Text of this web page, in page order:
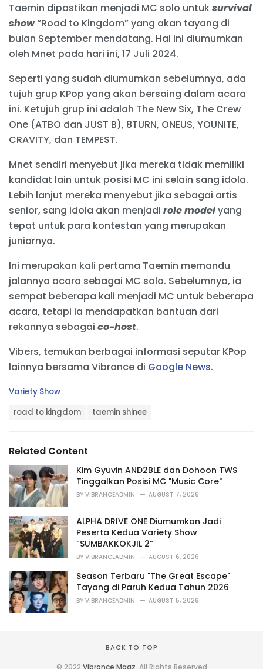
Taemin dipastikan menjadi MC solo untuksurvival
show“Road to Kingdom” yang akan tayang di
bulan September mendatang. Hal ini diumumkan
oleh Mnet pada hari ini, 17 Juli 2024.
Seperti yang sudah diumumkan sebelumnya, ada
tujuh grup KPop yang akan bersaing dalam acara
ini. Ketujuh grup ini adalah The New Six, The Crew
One (ATBO dan JUST B), 8TURN, ONEUS, YOUNITE,
CRAVITY, dan TEMPEST.
Mnet sendiri menyebut jika mereka tidak memiliki
kandidat lain untuk posisi MC ini selain sang idola.
Lebih lanjut mereka menyebut jika sebagai artis
senior, sang idola akan menjadi role modelyang
tepat untuk para kontestan yang merupakan
juniornya.
Ini merupakan kali pertama Taemin memandu
jalannya acara sebagai MC solo. Sebelumnya, ia
sempat beberapa kali menjadi MC untuk beberapa
acara, tetapi ia mendapatkan bantuan dari
rekannya sebagai co-host.
Vibers, temukan berbagai informasi seputar KPop
lainnya bersama Vibrance di Google News.
C
r
i
e
s
:
Variety Show
:
road to kingdom taemin shinee
Related Content
Kim Gyuvin AND2BLE dan Dohoon TWS
Tinggalkan Posisi MC "Music Core"
BY VIBRANCEADMIN AUGUST 7, 2026
ALPHA DRIVE ONE Diumumkan Jadi
Peserta Kedua Variety Show
“SUMBAKKOKJIL 2”
BY VIBRANCEADMIN AUGUST 6, 2026
Season Terbaru "The Great Escape"
Tayang di Paruh Kedua Tahun 2026
BY VIBRANCEADMIN AUGUST 5, 2026
BACK TO TOP
© 2022 Vibrance Magz . All Rights Reserved